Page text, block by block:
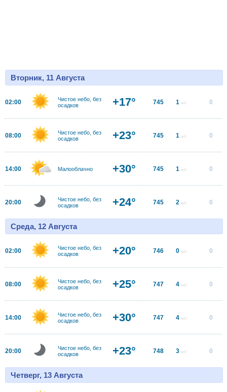
Вторник, 11 Августа
02:00
Чистое небо, без
осадков
+17° 745 1 м/с 0
08:00
Чистое небо, без
осадков
+23° 745 1 м/с 0
14:00 Малооблачно +30° 745 1 м/с 0
20:00
Чистое небо, без
осадков
+24° 745 2 м/с 0
Среда, 12 Августа
02:00
Чистое небо, без
осадков
+20° 746 0 м/с 0
08:00
Чистое небо, без
осадков
+25° 747 4 м/с 0
14:00
Чистое небо, без
осадков
+30° 747 4 м/с 0
20:00
Чистое небо, без
осадков
+23° 748 3 м/с 0
Четверг, 13 Августа